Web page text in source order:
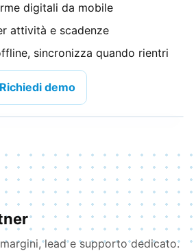
digitali da mobile
attività e scadenze
sincronizza quando rientri
Richiedi demo
lead e supporto dedicato.